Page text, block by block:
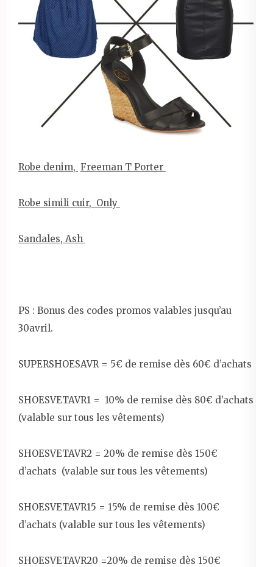
Robe denim, Freeman T Porter
Robe simili cuir, Only
Sandales, Ash
PS : Bonus des codes promos valables jusqu’au
30avril.
SUPERSHOESAVR = 5€ de remise dès 60€ d’achats
SHOESVETAVR1 = 10% de remise dès 80€ d’achats
(valable sur tous les vêtements)
SHOESVETAVR2 = 20% de remise dès 150€
d’achats (valable sur tous les vêtements)
SHOESVETAVR15 = 15% de remise dès 100€
d’achats (valable sur tous les vêtements)
SHOESVETAVR20 =20% de remise dès 150€